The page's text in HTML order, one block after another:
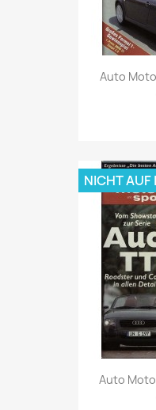

Auto

Auto
NICHT AUF